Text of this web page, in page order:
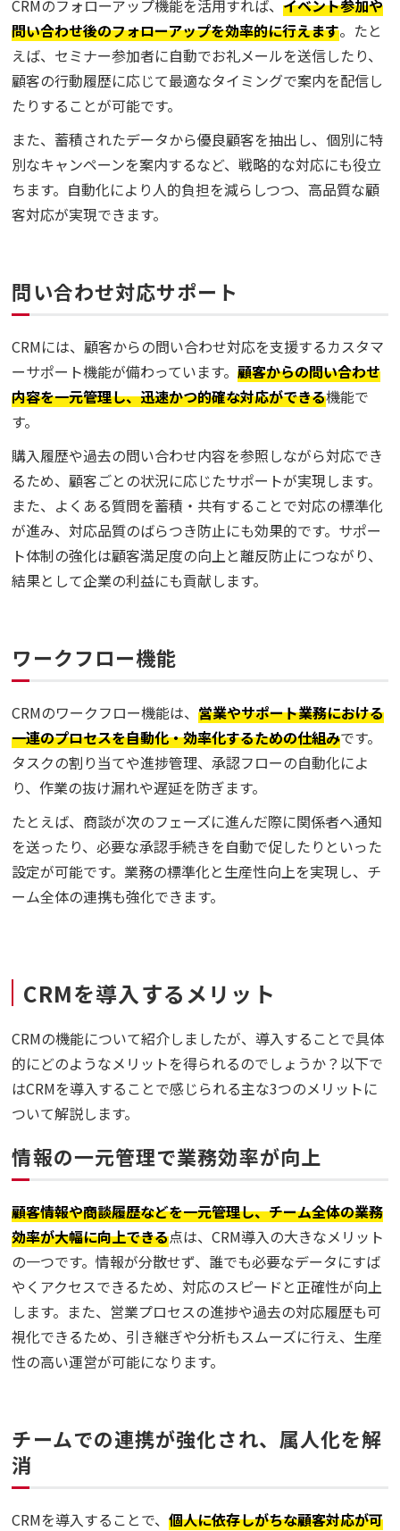
CRMのフォローアップ機能を活用すれば、イベント参加や
問い合わせ後のフォローアップを効率的に行えます。たと
えば、セミナー参加者に自動でお礼メールを送信したり、
顧客の行動履歴に応じて最適なタイミングで案内を配信し
たりすることが可能です。
また、蓄積されたデータから優良顧客を抽出し、個別に特
別なキャンペーンを案内するなど、戦略的な対応にも役立
ちます。自動化により人的負担を減らしつつ、高品質な顧
客対応が実現できます。
問い合わせ対応サポート
CRMには、顧客からの問い合わせ対応を支援するカスタマ
ーサポート機能が備わっています。顧客からの問い合わせ
内容を一元管理し、迅速かつ的確な対応ができる機能で
す。
購入履歴や過去の問い合わせ内容を参照しながら対応でき
るため、顧客ごとの状況に応じたサポートが実現します。
また、よくある質問を蓄積・共有することで対応の標準化
が進み、対応品質のばらつき防止にも効果的です。サポー
ト体制の強化は顧客満足度の向上と離反防止につながり、
結果として企業の利益にも貢献します。
ワークフロー機能
CRMのワークフロー機能は、営業やサポート業務における
一連のプロセスを自動化・効率化するための仕組みです。
タスクの割り当てや進捗管理、承認フローの自動化によ
り、作業の抜け漏れや遅延を防ぎます。
たとえば、商談が次のフェーズに進んだ際に関係者へ通知
を送ったり、必要な承認手続きを自動で促したりといった
設定が可能です。業務の標準化と生産性向上を実現し、チ
ーム全体の連携も強化できます。
CRMを導入するメリット
CRMの機能について紹介しましたが、導入することで具体
的にどのようなメリットを得られるのでしょうか？以下で
はCRMを導入することで感じられる主な3つのメリットに
ついて解説します。
情報の一元管理で業務効率が向上
顧客情報や商談履歴などを一元管理し、チーム全体の業務
効率が大幅に向上できる点は、CRM導入の大きなメリット
の一つです。情報が分散せず、誰でも必要なデータにすば
やくアクセスできるため、対応のスピードと正確性が向上
します。また、営業プロセスの進捗や過去の対応履歴も可
視化できるため、引き継ぎや分析もスムーズに行え、生産
性の高い運営が可能になります。
チームでの連携が強化され、属人化を解
消
CRMを導入することで、個人に依存しがちな顧客対応が可